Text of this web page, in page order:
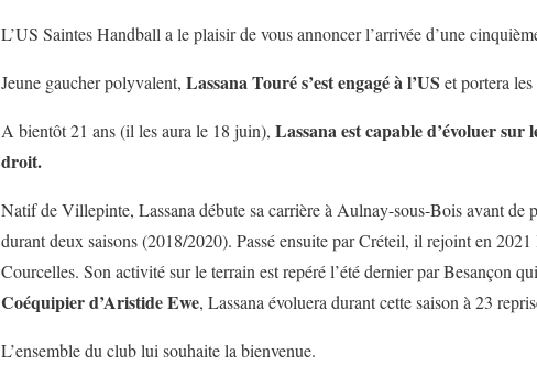
L’US Saintes Handball a le plaisir de vous annoncer l’arrivée d’une
Jeune gaucher polyvalent, Lassana Touré s’est engagé à l’US et portera
A bientôt 21 ans (il les aura le 18 juin), Lassana est capable d’évoluer
droit.
Natif de Villepinte, Lassana débute sa carrière à Aulnay-sous-Bois avant de
durant deux saisons (2018/2020). Passé ensuite par Créteil, il rejoint en
Courcelles. Son activité sur le terrain est repéré l’été dernier par Besançon
Coéquipier d’Aristide Ewe, Lassana évoluera durant cette saison à 23
L’ensemble du club lui souhaite la bienvenue.